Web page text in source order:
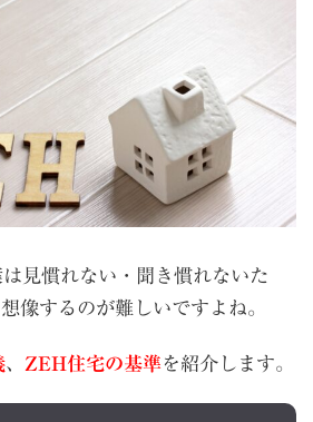
は見慣れない・聞き慣れないた
像するのが難しいですよね。
、 ZEH住宅の基準を紹介します。